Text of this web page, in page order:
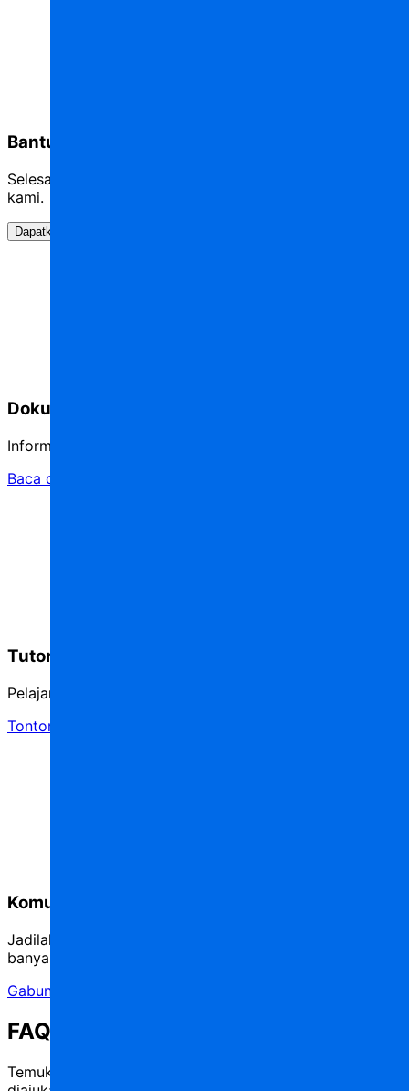
Bantuan & dukungan
Selesaikan masalah apa pun dengan bantuan para ahli
kami.
Dapatkan dukungan
Dokumentasi
Informasi berguna tentang cara memulai dan fitur.
Baca dokumentasi
Tutorial video
Pelajari AppMaster melalui tutorial video.
Tonton tutorial
Komunitas pengguna
Jadilah bagian dari komunitas kami dan cari tahu lebih
banyak.
Gabung komunitas
FAQ
Temukan jawaban untuk pertanyaan yang sering